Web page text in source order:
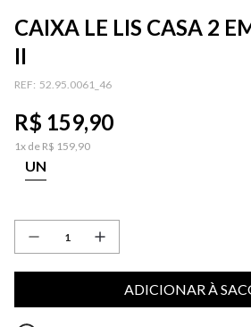
CAIXA LE LIS CASA 2
II
: 52.95.0061_46
R$ 159,90
1x de R$ 159,90
UN
ADICIONAR À